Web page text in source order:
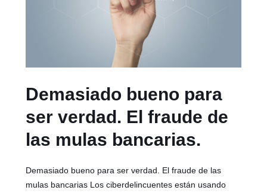
Demasiado bueno para
ser verdad. El fraude de
las mulas bancarias.
Demasiado bueno para ser verdad. El fraude de las
mulas bancarias Los ciberdelincuentes están usando